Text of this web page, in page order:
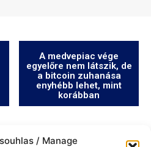
/ Manage
A medvepiac vége
egyelőre nem látszik, de
a bitcoin zuhanása
enyhébb lehet, mint
korábban